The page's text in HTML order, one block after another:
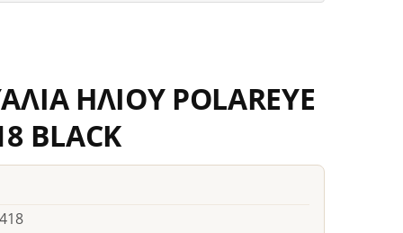
ΗΛΙΟΥ POLAREYE
BLACK